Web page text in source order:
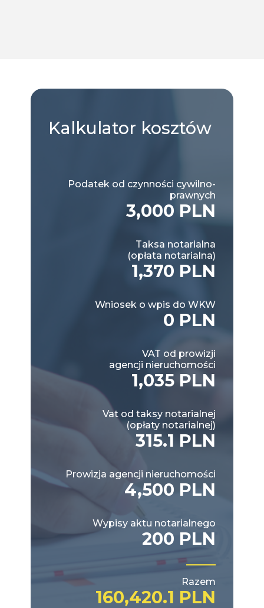
Kalkulator kosztów
Podatek od czynności cywilno-
prawnych
3,000 PLN
Taksa notarialna
(opłata notarialna)
1,370 PLN
Wniosek o wpis do WKW
0 PLN
VAT od prowizji
agencji nieruchomości
1,035 PLN
Vat od taksy notarialnej
(opłaty notarialnej)
315.1 PLN
Prowizja agencji nieruchomości
4,500 PLN
Wypisy aktu notarialnego
200 PLN
Razem
160,420.1 PLN